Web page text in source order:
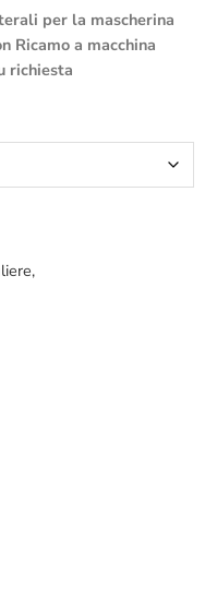
per la mascherina
Ricamo a macchina
richiesta